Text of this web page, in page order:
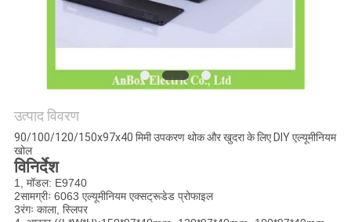
उत्पाद विवरण
90/100/120/150x97x40 मिमी उपकरण थोक और खुदरा के लिए DIY एल्यूमीनियम
खोल
विनिर्देश
1, मॉडल: E9740
2सामग्रीः 6063 एल्यूमीनियम एक्सट्रूडेड प्रोफाइल
3रंगः काला, स्लिपर